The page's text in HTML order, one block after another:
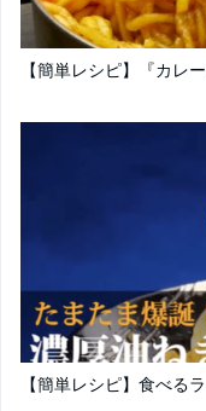
【簡単レシピ】『カレ
【簡単レシピ】食べる